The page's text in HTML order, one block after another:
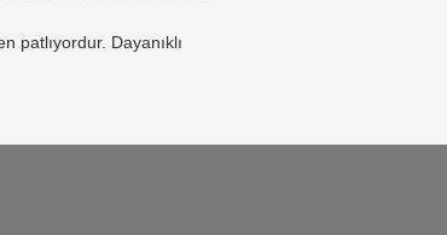
patlıyordur. Dayanıklı